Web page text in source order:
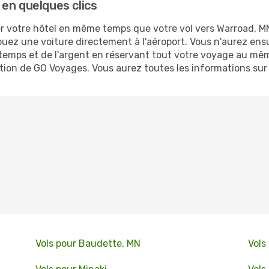
quelques clics
votre hôtel en même temps que votre vol vers Warroad,
une voiture directement à l'aéroport. Vous n'aurez
et de l'argent en réservant tout votre voyage au
de GO Voyages. Vous aurez toutes les informations
Vols pour Baudette, MN